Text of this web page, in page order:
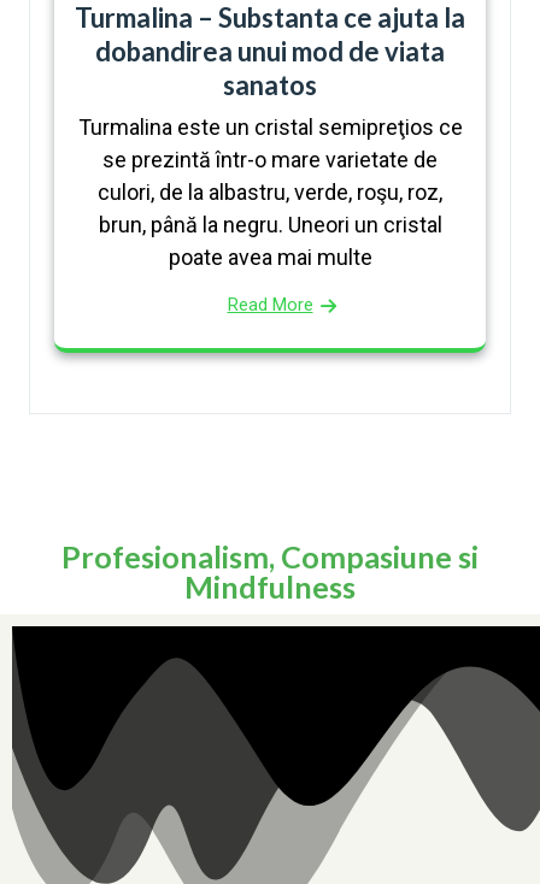
Turmalina – Substanta ce ajuta la
dobandirea unui mod de viata
sanatos
Turmalina este un cristal semipreţios ce
se prezintă într-o mare varietate de
culori, de la albastru, verde, roşu, roz,
brun, până la negru. Uneori un cristal
poate avea mai multe
Read More
Profesionalism, Compasiune si
Mindfulness